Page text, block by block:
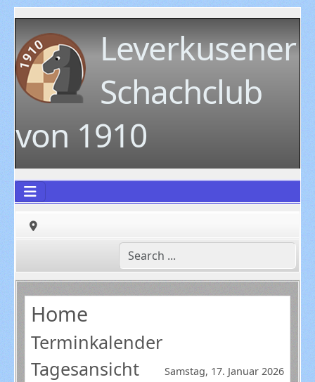
Leverkusener
Schachclub
von 1910
Home
Terminkalender
Tagesansicht
Samstag, 17. Januar 2026